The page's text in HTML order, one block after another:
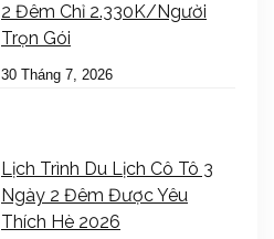
2 Đêm Chỉ 2.330K/Người
Trọn Gói
30 Tháng 7, 2026
Lịch Trình Du Lịch Cô Tô 3
Ngày 2 Đêm Được Yêu
Thích Hè 2026